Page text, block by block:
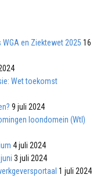
en Ziektewet 2025 16
Wet toekomst
9 juli 2024
loondomein (Wtl)
4 juli 2024
3 juli 2024
1 juli 2024